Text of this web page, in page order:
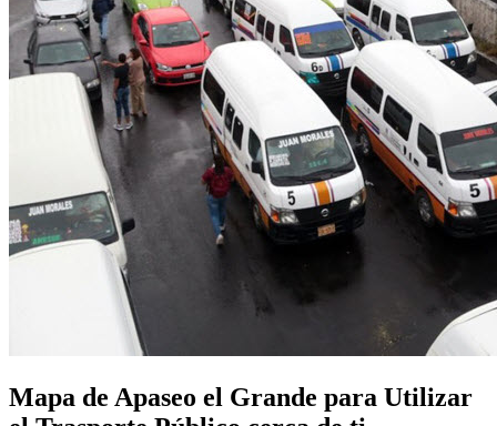
Mapa de Apaseo el Grande para Utilizar